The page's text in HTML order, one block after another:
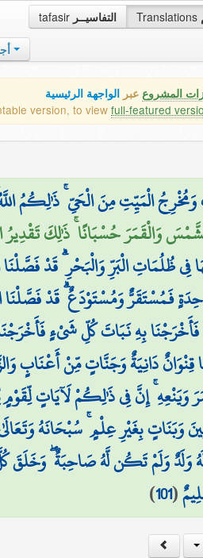
tafasir التفاسيــر Translations
المشروع عبر الواجهة الرئيسية
version, to view full-featured
الْمَيِّتِ مِنَ الْحَيِّ ۚ ذَٰلِكُمُ
وَالْقَمَرَ حُسْبَانًا ۚ ذَٰلِكَ تَقْدِيرُ
ظُلُمَاتِ الْبَرِّ وَالْبَحْرِ ۗ قَدْ فَصَّلْنَا
فَمُسْتَقَرٌّ وَمُسْتَوْدَعٌ ۗ قَدْ فَصَّلْنَا
بِهِ نَبَاتَ كُلِّ شَيْءٍ
دَانِيَةٌ وَجَنَّاتٍ مِّنْ أَعْنَابٍ
وَيَنْعِهِ ۚ إِنَّ فِي ذَٰلِكُمْ لَآيَاتٍ
وَبَنَاتٍ بِغَيْرِ عِلْمٍ ۚ سُبْحَانَهُ
وَلَدٌ وَلَمْ تَكُن لَّهُ صَاحِبَةٌ
(
101
)